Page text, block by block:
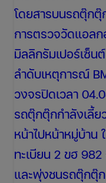
โดยสารบนรถตุ๊กตุ๊
การตรวจวัดแอล
มิลลิกรัมเปอร์เซ็น
ลำดับเหตุการณ์
วงจรปิดเวลา
รถตุ๊กตุ๊กกำลังเลี้ย
หน้าไปหน้าหมู่บ้าน
ทะเบียน 2 ขฮ
และพุ่งชนรถตุ๊กตุ๊